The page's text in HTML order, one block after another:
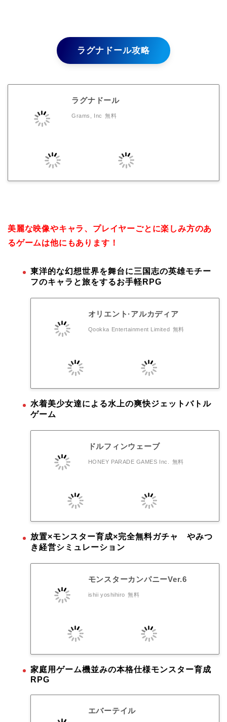
ラグナドール攻略
ラグナドール
Grams, Inc 無料
美麗な映像やキャラ、プレイヤーごとに楽しみ方のあ
るゲームは他にもあります！
東洋的な幻想世界を舞台に三国志の英雄モチー
フのキャラと旅をするお手軽RPG
オリエント·アルカディア
Qookka Entertainment Limited 無料
水着美少女達による水上の爽快ジェットバトル
ゲーム
ドルフィンウェーブ
HONEY PARADE GAMES Inc. 無料
放置×モンスター育成×完全無料ガチャ やみつ
き経営シミュレーション
モンスターカンパニーVer.6
ishii yoshihiro 無料
家庭用ゲーム機並みの本格仕様モンスター育成
RPG
エバーテイル